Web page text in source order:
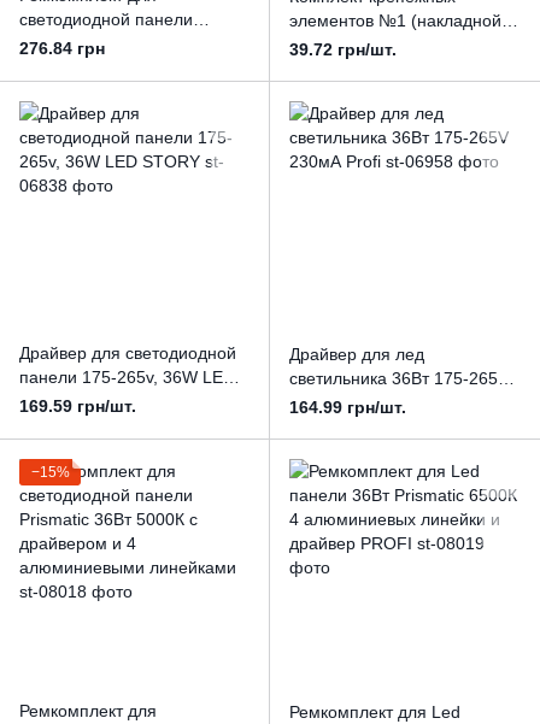
светодиодной панели
призматик колотый лед 48Вт
276.84 грн
элементов №1 (накладной
монтаж) для LED панелей
39.72 грн/шт.
Драйвер для светодиодной
панели 175-265v, 36W LED
STORY
169.59 грн/шт.
Драйвер для лед
светильника 36Вт 175-265V
230мА Profi
164.99 грн/шт.
−15%
Ремкомплект для
Ремкомплект для Led